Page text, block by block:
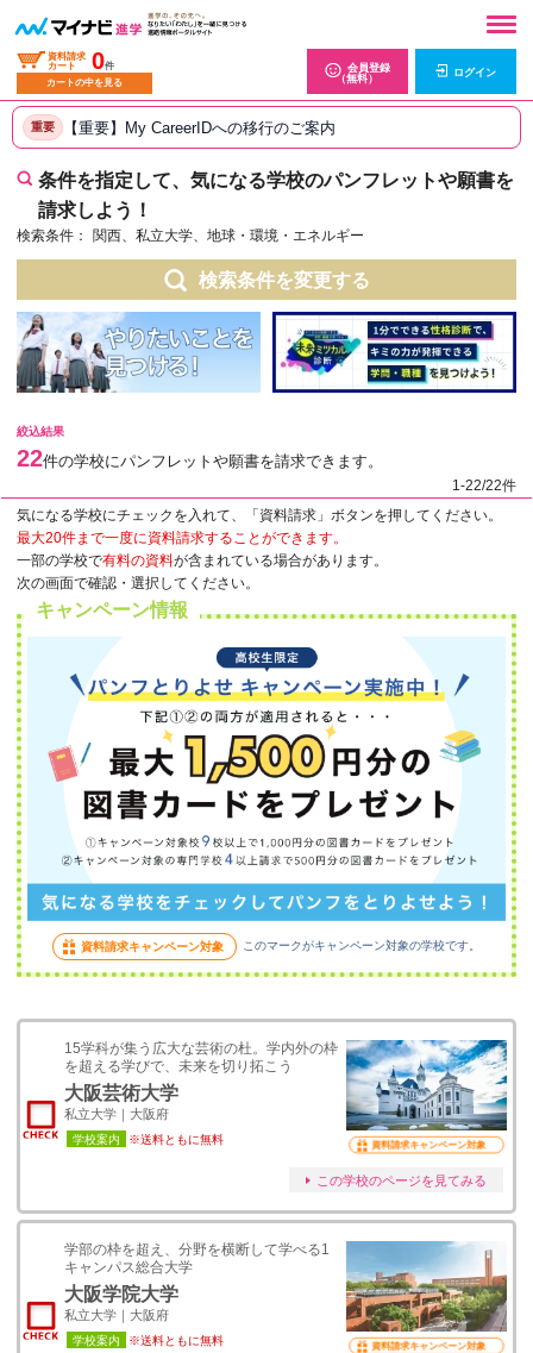
資料請求
カート
0件
カートの中を見る
会員登録
（無料）
ログイン
重要 【重要】My CareerIDへの移行のご案内
条件を指定して、気になる学校のパンフレットや願書を
請求しよう！
検索条件： 関西、私立大学、地球・環境・エネルギー
検索条件を変更する
絞込結果
22件の学校にパンフレットや願書を請求できます。
1-22/22件
気になる学校にチェックを入れて、「資料請求」ボタンを押してください。
最大20件まで一度に資料請求することができます。
一部の学校で有料の資料が含まれている場合があります。
次の画面で確認・選択してください。
キャンペーン情報
資料請求キャンペーン対象 このマークがキャンペーン対象の学校です。
15学科が集う広大な芸術の杜。学内外の枠
を超える学びで、未来を切り拓こう
大阪芸術大学
私立大学｜大阪府
学校案内 ※送料ともに無料 資料請求キャンペーン対象
この学校のページを見てみる
学部の枠を超え、分野を横断して学べる1
キャンパス総合大学
大阪学院大学
私立大学｜大阪府
学校案内 ※送料ともに無料 資料請求キャンペーン対象